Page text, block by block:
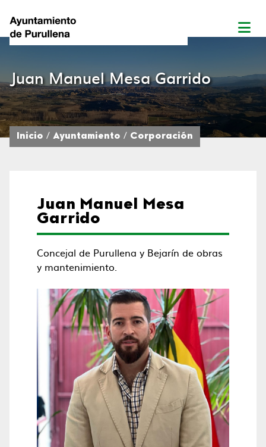
Juan Manuel Mesa Garrido
Inicio Ayuntamiento Corporación
Juan Manuel Mesa
Garrido
Concejal de Purullena y Bejarín de obras
y mantenimiento.